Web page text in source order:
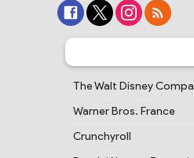
The Walt Disney
Warner Bros. France
Crunchyroll